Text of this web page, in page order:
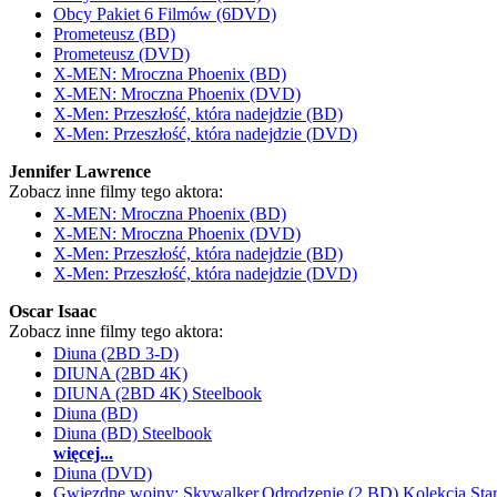
Obcy Pakiet 6 Filmów (6DVD)
Prometeusz (BD)
Prometeusz (DVD)
X-MEN: Mroczna Phoenix (BD)
X-MEN: Mroczna Phoenix (DVD)
X-Men: Przeszłość, która nadejdzie (BD)
X-Men: Przeszłość, która nadejdzie (DVD)
Jennifer Lawrence
Zobacz inne filmy tego aktora:
X-MEN: Mroczna Phoenix (BD)
X-MEN: Mroczna Phoenix (DVD)
X-Men: Przeszłość, która nadejdzie (BD)
X-Men: Przeszłość, która nadejdzie (DVD)
Oscar Isaac
Zobacz inne filmy tego aktora:
Diuna (2BD 3-D)
DIUNA (2BD 4K)
DIUNA (2BD 4K) Steelbook
Diuna (BD)
Diuna (BD) Steelbook
więcej...
Diuna (DVD)
Gwiezdne wojny: Skywalker.Odrodzenie (2 BD) Kolekcja